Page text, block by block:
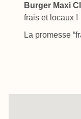
Burger Maxi
frais et locaux !
La promesse